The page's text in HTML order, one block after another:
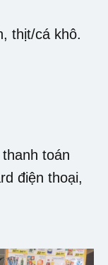
thịt/cá khô.
toán
điện thoại,